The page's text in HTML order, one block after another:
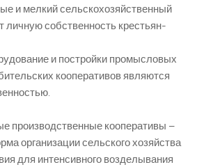
и мелкий сельскохозяйственный
личную собственность крестьян-
и постройки промысловых
кооперативов являются
производственные кооперативы –
организации сельского хозяйства
для интенсивного возделывания